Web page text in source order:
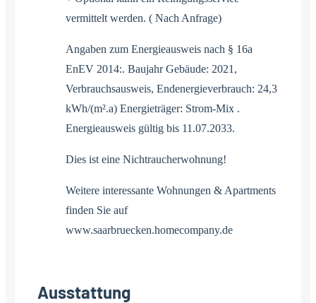
vermittelt werden. ( Nach Anfrage)
Angaben zum Energieausweis nach § 16a
EnEV 2014:. Baujahr Gebäude: 2021,
Verbrauchsausweis, Endenergieverbrauch: 24,3
kWh/(m².a) Energieträger: Strom-Mix .
Energieausweis gültig bis 11.07.2033.
Dies ist eine Nichtraucherwohnung!
Weitere interessante Wohnungen & Apartments
finden Sie auf
www.saarbruecken.homecompany.de
Ausstattung